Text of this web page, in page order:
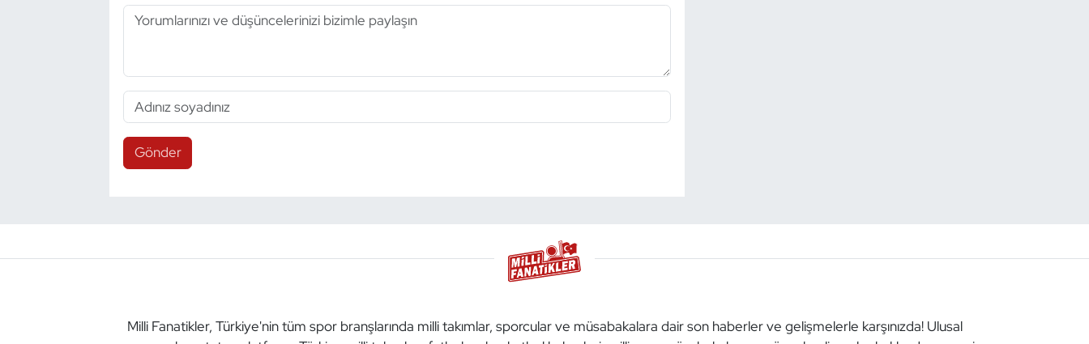
Gönder
Milli Fanatikler, Türkiye'nin tüm spor branşlarında milli takımlar, sporcular ve müsabakalara dair son haberler ve gelişmelerle karşınızda! Ulusal